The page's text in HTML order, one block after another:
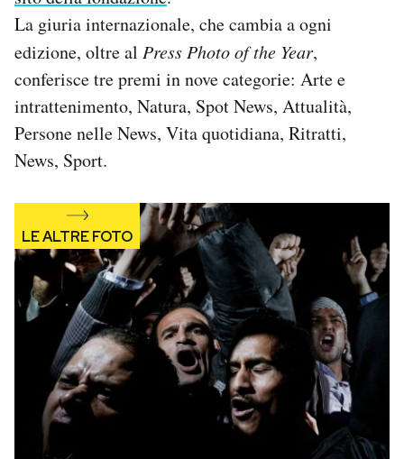
Hai bisogno di aiuto?
Esci
La giuria internazionale, che cambia a ogni
edizione, oltre al Press Photo of the Year,
conferisce tre premi in nove categorie: Arte e
intrattenimento, Natura, Spot News, Attualità,
Persone nelle News, Vita quotidiana, Ritratti,
News, Sport.